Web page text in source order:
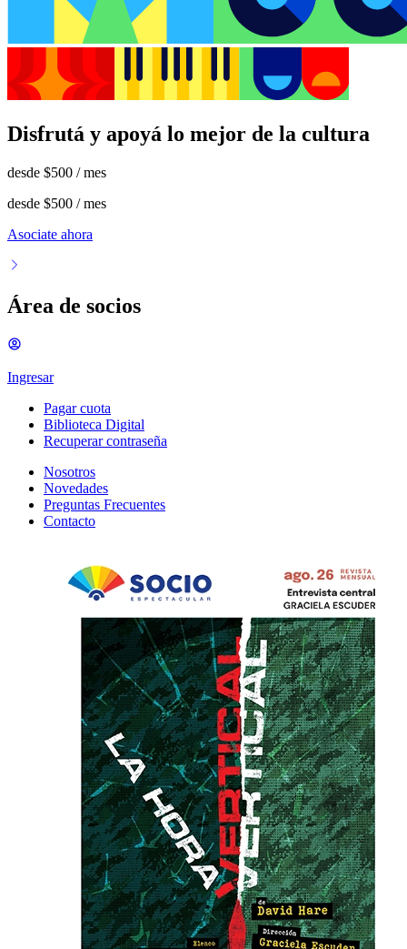
Disfrutá y apoyá lo mejor de la cultura
desde $500 / mes
desde $500 / mes
Asociate ahora
Área de socios
Ingresar
Pagar cuota
Biblioteca Digital
Recuperar contraseña
Nosotros
Novedades
Preguntas Frecuentes
Contacto